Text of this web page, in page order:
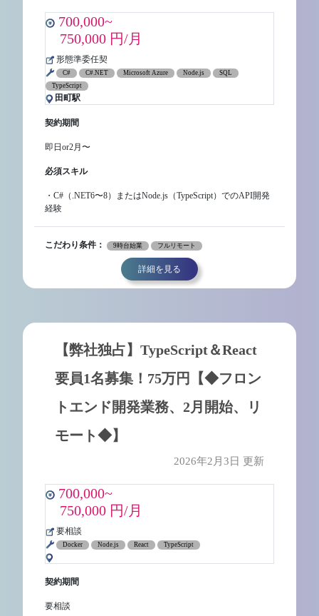
700,000~
750,000 円/月
形態準委任契
C# C#.NET Microsoft Azure Node.js
SQL
TypeScript
田町駅
契約期間
即日or2月〜
必須スキル
・C#（.NET6〜8）またはNode.js（TypeScript）でのAPI開発
経験
こだわり条件： 9時台始業 フルリモート
詳細を見る
【弊社独占】TypeScript＆React
要員1名募集！75万円【◆フロン
トエンド開発業務、2月開始、リ
モート◆】
2026年2月3日 更新
700,000~
750,000 円/月
要相談
Docker Node.js React TypeScript
契約期間
要相談